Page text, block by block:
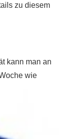
zu diesem
kann man an
wie